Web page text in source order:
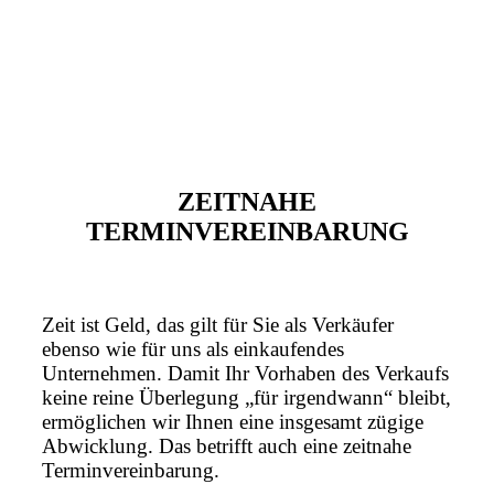
ZEITNAHE
TERMINVEREINBARUNG
Zeit ist Geld, das gilt für Sie als Verkäufer
ebenso wie für uns als einkaufendes
Unternehmen. Damit Ihr Vorhaben des Verkaufs
keine reine Überlegung „für irgendwann“ bleibt,
ermöglichen wir Ihnen eine insgesamt zügige
Abwicklung. Das betrifft auch eine zeitnahe
Terminvereinbarung.